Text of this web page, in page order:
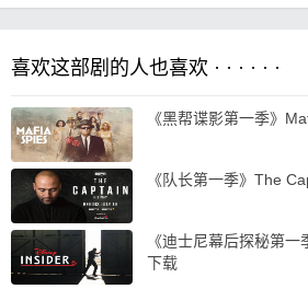
喜欢这部剧的人也喜欢 · · · · · ·
《黑帮谍影第一季》
《队长第一季》The
《迪士尼幕后探秘第
下载